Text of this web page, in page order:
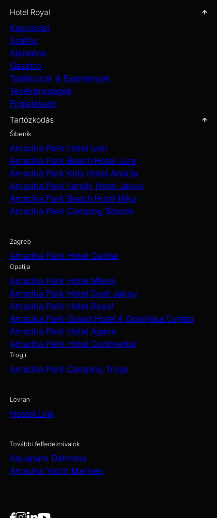
Hotel Royal
Kapcsolat
Szállás
Ajánlatok
Gasztro
Találkozók & Események
Tevékenységek
Foglalásaim
Tartózkodás
Šibenik
Amadria Park Hotel Ivan
Amadria Park Beach Hotel Jure
Amadria Park Kids Hotel Andrija
Amadria Park Family Hotel Jakov
Amadria Park Beach Hotel Niko
Amadria Park Camping Šibenik
Zagreb
Amadria Park Hotel Capital
Opatija
Amadria Park Hotel Milenij
Amadria Park Hotel Sveti Jakov
Amadria Park Hotel Royal
Amadria Park Grand Hotel 4 Opatijska Cvijeta
Amadria Park Hotel Agava
Amadria Park Hotel Continental
Trogir
Amadria Park Camping Trogir
Lovran
Hostel Link
További felfedeznivalók
Aquapark Dalmatia
Amadria Yacht Marines